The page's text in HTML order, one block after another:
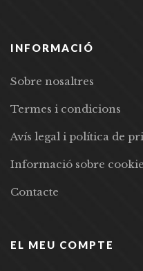
INFORMACIÓ
Sobre nosaltres
Termes i condicions
Avís legal i política de
Informació sobre
Contacte
EL MEU COMPTE